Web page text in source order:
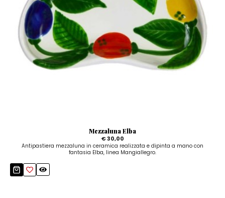
Mezzaluna Elba
€ 30,00
Antipastiera mezzaluna in ceramica realizzata e dipinta a mano con
fantasia Elba, linea Mangiallegro.